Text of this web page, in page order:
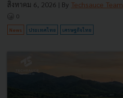
สิงหาคม 6, 2026 | By Techsauce Team
0
News ประเทศไทย เศรษฐกิจไทย